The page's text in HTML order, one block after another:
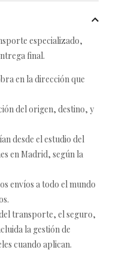
especializado,
final.
en la dirección que
del origen, destino, y
desde el estudio del
en Madrid, según la
envíos a todo el mundo
transporte, el seguro,
la gestión de
cuando aplican.